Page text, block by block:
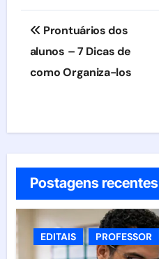
Navegação
de
Post
Prontuários dos
alunos – 7 Dicas de
como Organiza-los
Postagens recentes
EDITAIS PROFESSOR